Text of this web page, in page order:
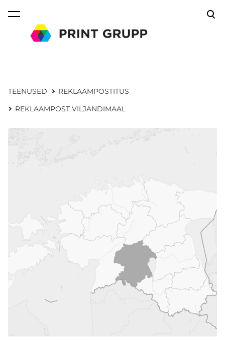
lisati ostukorvi.
TEENUSED
REKLAAMPOSTITUS
REKLAAMPOST VILJANDIMAAL